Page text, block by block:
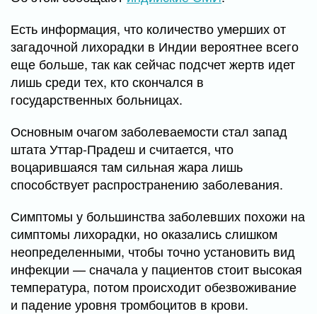
Есть информация, что количество умерших от
загадочной лихорадки в Индии вероятнее всего
еще больше, так как сейчас подсчет жертв идет
лишь среди тех, кто скончался в
государственных больницах.
Основным очагом заболеваемости стал запад
штата Уттар-Прадеш и считается, что
воцарившаяся там сильная жара лишь
способствует распространению заболевания.
Симптомы у большинства заболевших похожи на
симптомы лихорадки, но оказались слишком
неопределенными, чтобы точно установить вид
инфекции — сначала у пациентов стоит высокая
температура, потом происходит обезвоживание
и падение уровня тромбоцитов в крови.